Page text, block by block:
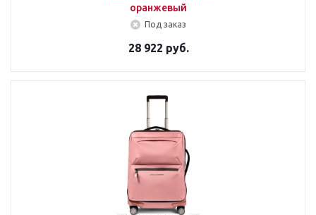
оранжевый
Под заказ
28 922 руб.